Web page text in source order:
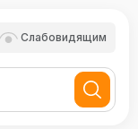
Слабовидящим